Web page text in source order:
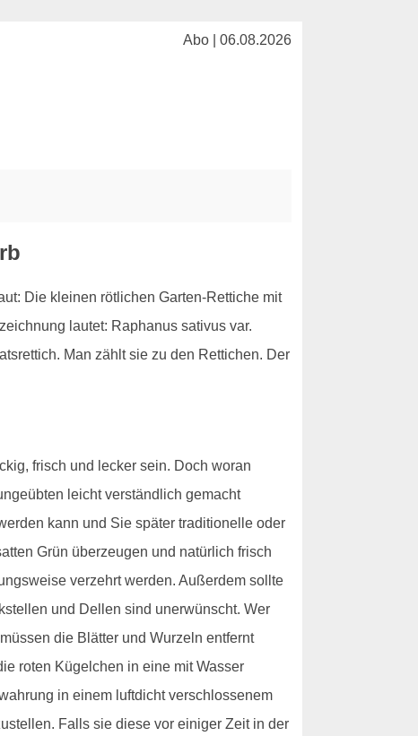
Abo | 06.08.2026
Die kleinen rötlichen Garten-Rettiche mit
lautet: Raphanus sativus var.
Man zählt sie zu den Rettichen. Der
frisch und lecker sein. Doch woran
leicht verständlich gemacht
kann und Sie später traditionelle oder
Grün überzeugen und natürlich frisch
verzehrt werden. Außerdem sollte
und Dellen sind unerwünscht. Wer
die Blätter und Wurzeln entfernt
roten Kügelchen in eine mit Wasser
in einem luftdicht verschlossenem
Falls sie diese vor einiger Zeit in der